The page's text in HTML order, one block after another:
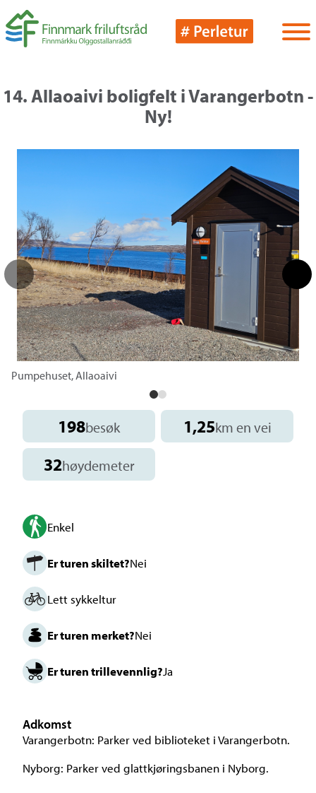
14. Allaoaivi boligfelt i Varangerbotn -
Ny!
Pumpehuset, Allaoaivi
198besøk 1,25km en vei
32høydemeter
Enkel
Er turen skiltet?Nei
Lett sykkeltur
Er turen merket?Nei
Er turen trillevennlig?Ja
Adkomst
Varangerbotn: Parker ved biblioteket i Varangerbotn.
Nyborg: Parker ved glattkjøringsbanen i Nyborg.